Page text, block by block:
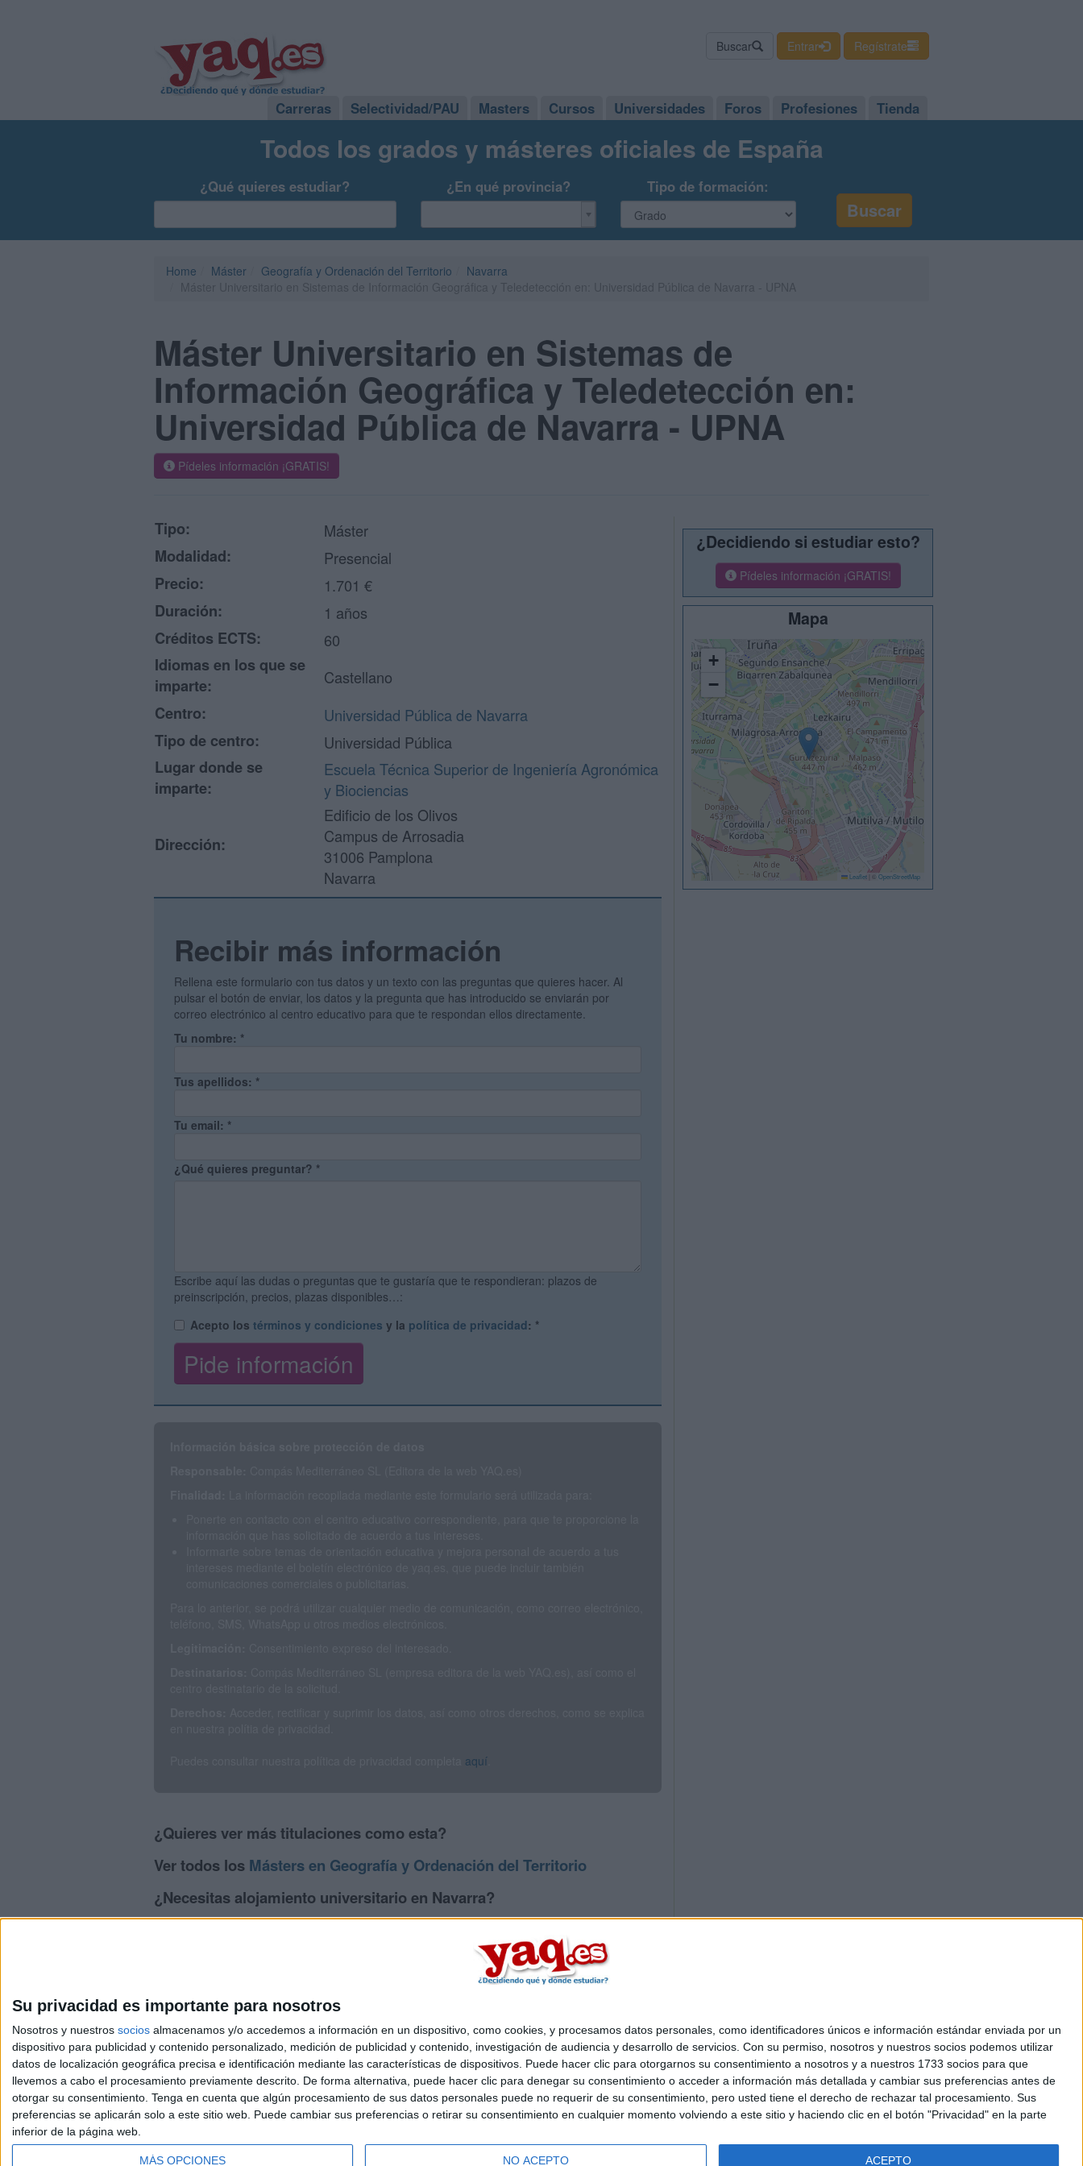
Su privacidad es importante para nosotros
Nosotros y nuestros socios almacenamos y/o accedemos a información en un dispositivo, como cookies, y procesamos datos personales, como identificadores únicos e información estándar enviada por un
dispositivo para publicidad y contenido personalizado, medición de publicidad y contenido, investigación de audiencia y desarrollo de servicios. Con su permiso, nosotros y nuestros socios podemos utilizar
datos de localización geográfica precisa e identificación mediante las características de dispositivos. Puede hacer clic para otorgarnos su consentimiento a nosotros y a nuestros 1733 socios para que
llevemos a cabo el procesamiento previamente descrito. De forma alternativa, puede hacer clic para denegar su consentimiento o acceder a información más detallada y cambiar sus preferencias antes de
otorgar su consentimiento. Tenga en cuenta que algún procesamiento de sus datos personales puede no requerir de su consentimiento, pero usted tiene el derecho de rechazar tal procesamiento. Sus
preferencias se aplicarán solo a este sitio web. Puede cambiar sus preferencias o retirar su consentimiento en cualquier momento volviendo a este sitio y haciendo clic en el botón "Privacidad" en la parte
inferior de la página web.
MÁS OPCIONES NO ACEPTO ACEPTO
Buscar Entrar Regístrate
Carreras Selectividad/PAU Masters Cursos Universidades Foros Profesiones Tienda
Todos los grados y másteres oficiales de España
¿Qué quieres estudiar? ¿En qué provincia? Tipo de formación:
Home Máster Geografía y Ordenación del Territorio
Navarra
Máster Universitario en Sistemas de
Información Geográfica y Teledetección en:
Universidad Pública de Navarra - UPNA
Pídeles información ¡GRATIS!
Tipo:
Máster
Modalidad:
Presencial
Precio:
1.701 €
Duración:
1 años
Créditos ECTS:
60
Idiomas en los que se
imparte:
Castellano
Centro:
Universidad Pública de Navarra
Tipo de centro:
Universidad Pública
Lugar donde se
imparte:
Escuela Técnica Superior de Ingeniería Agronómica
y Biociencias
Dirección:
Edificio de los Olivos
Campus de Arrosadia
31006 Pamplona
Navarra
Recibir más información
Rellena este formulario con tus datos y un texto con las preguntas que quieres hacer. Al
pulsar el botón de enviar, los datos y la pregunta que has introducido se enviarán por
correo electrónico al centro educativo para que te respondan ellos directamente.
Tu nombre: *
Tus apellidos: *
Tu email: *
¿Qué quieres preguntar? *
Escribe aquí las dudas o preguntas que te gustaría que te respondieran: plazos de
preinscripción, precios, plazas disponibles…:
Acepto los términos y condiciones y la política de privacidad: *
aquí
¿Quieres ver más titulaciones como esta?
Ver todos los Másters en Geografía y Ordenación del Territorio
¿Necesitas alojamiento universitario en Navarra?
>> Residencias de estudiantes y colegios mayores en Navarra
¿Decidiendo si estudiar esto?
Pídeles información ¡GRATIS!
Mapa
+
−
Leaflet © OpenStreetMap
Quiénes somos|Contactar|Anúnciate
Aviso legal|Politica de privacidad|Condiciones generales|Política de cookies
© 2003-2026Compás Mediterráneo S.L.- Diego de León 47 - 28006 Madrid [ESPAÑA] - Tel. +34 91 593 2767